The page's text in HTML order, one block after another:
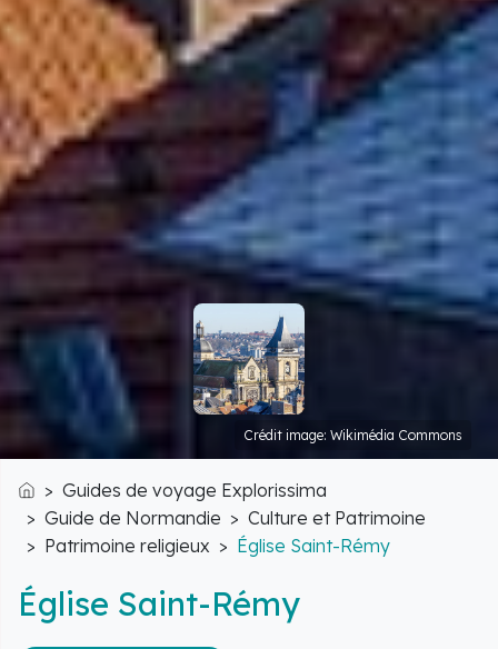
Crédit image: Wikimédia Commons
Accueil
Guides de voyage Explorissima
Guide de Normandie
Culture et Patrimoine
Patrimoine religieux
Église Saint-Rémy
Église Saint-Rémy